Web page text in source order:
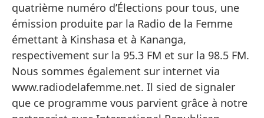
quatrième numéro d’Élections pour tous, une
émission produite par la Radio de la Femme
émettant à Kinshasa et à Kananga,
respectivement sur la 95.3 FM et sur la 98.5 FM.
Nous sommes également sur internet via
www.radiodelafemme.net. Il sied de signaler
que ce programme vous parvient grâce à notre